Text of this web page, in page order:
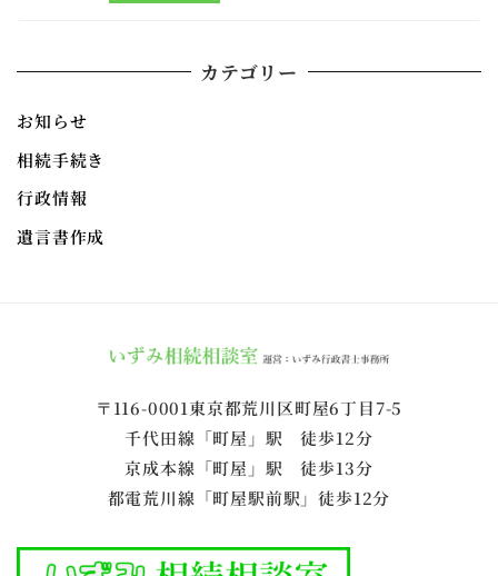
カテゴリー
お知らせ
相続手続き
行政情報
遺言書作成
〒116-0001東京都荒川区町屋6丁目7-5
千代田線「町屋」駅 徒歩12分
京成本線「町屋」駅 徒歩13分
都電荒川線「町屋駅前駅」徒歩12分